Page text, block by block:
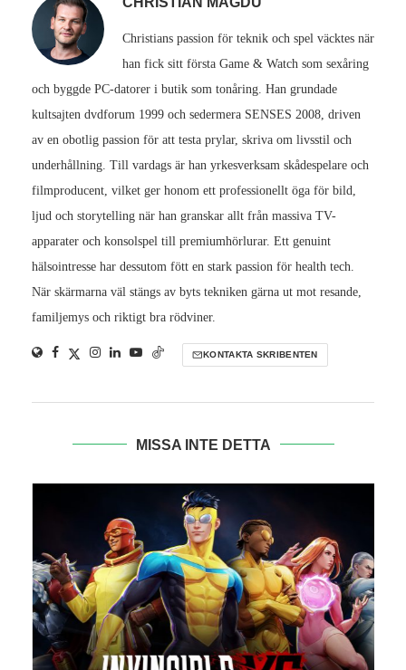
Christians passion för teknik och spel väcktes när
han fick sitt första Game & Watch som sexåring
och byggde PC-datorer i butik som tonåring. Han grundade
kultsajten dvdforum 1999 och sedermera SENSES 2008, driven
av en obotlig passion för att testa prylar, skriva om livsstil och
underhållning. Till vardags är han yrkesverksam skådespelare och
filmproducent, vilket ger honom ett professionellt öga för bild,
ljud och storytelling när han granskar allt från massiva TV-
apparater och konsolspel till premiumhörlurar. Ett genuint
hälsointresse har dessutom fött en stark passion för health tech.
När skärmarna väl stängs av byts tekniken gärna ut mot resande,
familjemys och riktigt bra rödviner.
KONTAKTA SKRIBENTEN
MISSA INTE DETTA